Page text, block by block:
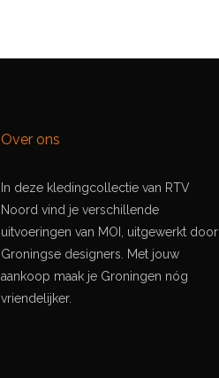
Over ons
In deze kledingcollectie van RTV
Noord vind je verschillende
uitvoeringen van MOI, uitgewerkt door
Groningse designers. Met jouw
aankoop maak je Groningen nóg
vriendelijker.